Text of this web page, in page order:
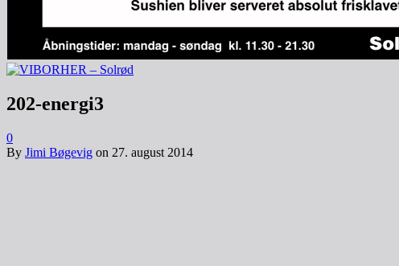
202-energi3
0
By Jimi Bøgevig on 27. august 2014